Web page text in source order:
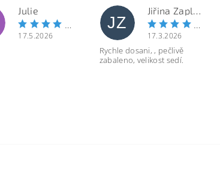
Julie
17.5.2026
JZ
Jiřina Zapletalová
17.3.2026
Rychle dosani, , pečlivě
zabaleno, velikost sedí.